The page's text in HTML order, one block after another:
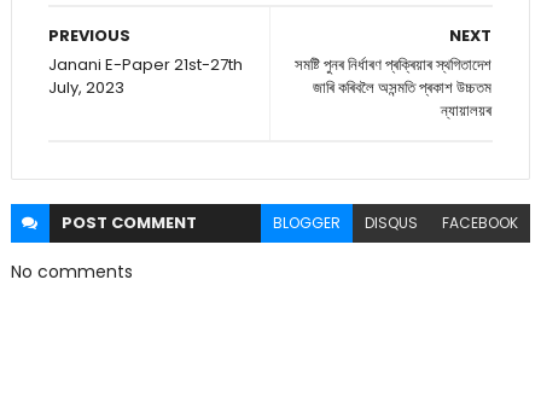
NEXT
সমষ্টি পুনৰ নিৰ্ধাৰণ প্ৰক্ৰিয়াৰ স্থগিতাদেশ
জাৰি কৰিবলৈ অসন্মতি প্ৰকাশ উচ্চতম
ন্যায়ালয়ৰ
PREVIOUS
Janani E-Paper 21st-27th
July, 2023
POST COMMENT BLOGGER DISQUS FACEBOOK
No comments